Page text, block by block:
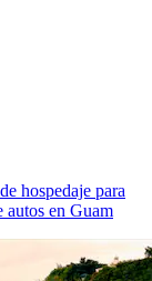
hospedaje para
autos en Guam